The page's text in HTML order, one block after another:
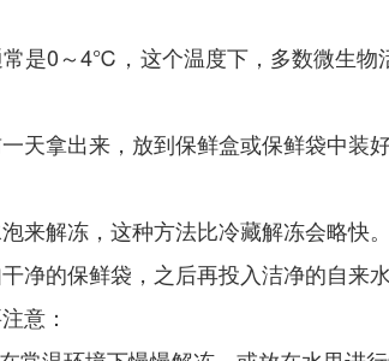
是0～4℃，这个温度下，多数微生
拿出来，放到保鲜盒或保鲜袋中装
来解冻，这种方法比冷藏解冻会略快。
的保鲜袋，之后再投入洁净的自来
意：